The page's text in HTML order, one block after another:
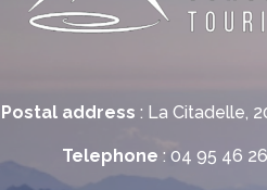
Postal address : La Citadelle,
Telephone : 04 95 46